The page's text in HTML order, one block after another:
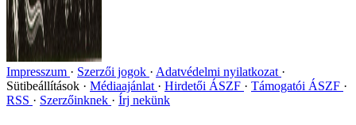
Impresszum Szerzői jogok
Adatvédelmi nyilatkozat
Sütibeállítások
Médiaajánlat Hirdetői ÁSZF
Támogatói ÁSZF
RSS
Szerzőinknek Írj nekünk